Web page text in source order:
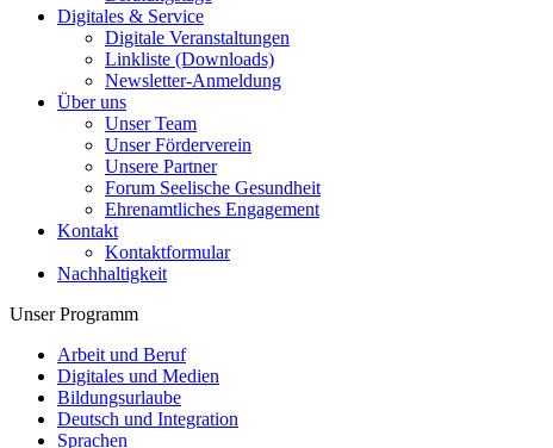
Digitales & Service
Digitale Veranstaltungen
Linkliste (Downloads)
Newsletter-Anmeldung
Über uns
Unser Team
Unser Förderverein
Unsere Partner
Forum Seelische Gesundheit
Ehrenamtliches Engagement
Kontakt
Kontaktformular
Nachhaltigkeit
Unser Programm
Arbeit und Beruf
Digitales und Medien
Bildungsurlaube
Deutsch und Integration
Sprachen